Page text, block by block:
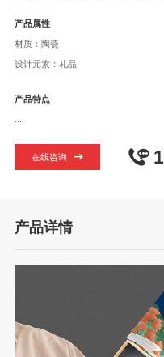
产品属性
材质：陶瓷
设计元素：礼品
产品特点
在线咨询
产品详情